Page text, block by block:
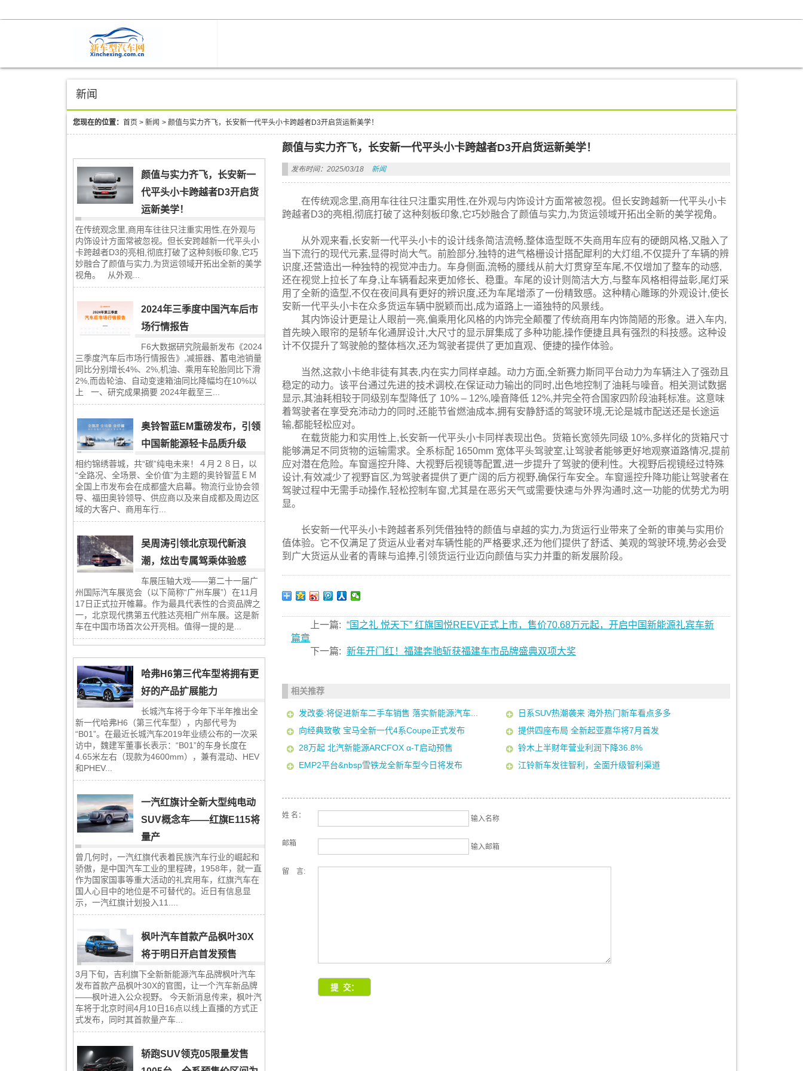
新闻
您现在的位置： 首页 > 新闻 > 颜值与实力齐飞，长安新一代平头小卡跨越者D3开启货运新美学！
颜值与实力齐飞，长安新一
代平头小卡跨越者D3开启货
运新美学！
在传统观念里,商用车往往只注重实用性,在外观与
内饰设计方面常被忽视。但长安跨越新一代平头小
卡跨越者D3的亮相,彻底打破了这种刻板印象,它巧
妙融合了颜值与实力,为货运领域开拓出全新的美学
视角。 从外观...
2024年三季度中国汽车后市
场行情报告
F6大数据研究院最新发布《2024
三季度汽车后市场行情报告》,减振器、蓄电池销量
同比分别增长4%、2%,机油、乘用车轮胎同比下滑
2%,而齿轮油、自动变速箱油同比降幅均在10%以
上 一、研究成果摘要 2024年截至三...
奥铃智蓝EM重磅发布，引领
中国新能源轻卡品质升级
相约锦绣蓉城，共“碳”纯电未来！４月２８日，以
“全路况、全场景、全价值”为主题的奥铃智蓝ＥＭ
全国上市发布会在成都盛大启幕。物流行业协会领
导、福田奥铃领导、供应商以及来自成都及周边区
域的大客户、商用车行...
吴周涛引领北京现代新浪
潮，炫出专属驾乘体验感
车展压轴大戏——第二十一届广
州国际汽车展览会（以下简称“广州车展”）在11月
17日正式拉开帷幕。作为最具代表性的合资品牌之
一，北京现代携第五代胜达亮相广州车展。这是新
车在中国市场首次公开亮相。值得一提的是...
哈弗H6第三代车型将拥有更
好的产品扩展能力
长城汽车将于今年下半年推出全
新一代哈弗H6（第三代车型），内部代号为
“B01”。在最近长城汽车2019年业绩公布的一次采
访中，魏建军董事长表示：“B01”的车身长度在
4.65米左右（现款为4600mm），兼有混动、HEV
和PHEV...
一汽红旗计全新大型纯电动
SUV概念车——红旗E115将
量产
曾几何时，一汽红旗代表着民族汽车行业的崛起和
骄傲，是中国汽车工业的里程碑，1958年，就一直
作为国家国事等重大活动的礼宾用车，红旗汽车在
国人心目中的地位是不可替代的。近日有信息显
示，一汽红旗计划投入11....
枫叶汽车首款产品枫叶30X
将于明日开启首发预售
3月下旬，吉利旗下全新新能源汽车品牌枫叶汽车
发布首款产品枫叶30X的官图，让一个汽车新品牌
——枫叶进入公众视野。 今天新消息传来，枫叶汽
车将于北京时间4月10日16点以线上直播的方式正
式发布，同时其首款量产车...
轿跑SUV领克05限量发售
颜值与实力齐飞，长安新一代平头小卡跨越者D3开启货运新美学！
发布时间：2025/03/18 新闻
在传统观念里,商用车往往只注重实用性,在外观与内饰设计方面常被忽视。但长安跨越新一代平头小卡
跨越者D3的亮相,彻底打破了这种刻板印象,它巧妙融合了颜值与实力,为货运领域开拓出全新的美学视角。
从外观来看,长安新一代平头小卡的设计线条简洁流畅,整体造型既不失商用车应有的硬朗风格,又融入了
当下流行的现代元素,显得时尚大气。前脸部分,独特的进气格栅设计搭配犀利的大灯组,不仅提升了车辆的辨
识度,还营造出一种独特的视觉冲击力。车身侧面,流畅的腰线从前大灯贯穿至车尾,不仅增加了整车的动感,
还在视觉上拉长了车身,让车辆看起来更加修长、稳重。车尾的设计则简洁大方,与整车风格相得益彰,尾灯采
用了全新的造型,不仅在夜间具有更好的辨识度,还为车尾增添了一份精致感。这种精心雕琢的外观设计,使长
安新一代平头小卡在众多货运车辆中脱颖而出,成为道路上一道独特的风景线。
其内饰设计更是让人眼前一亮,偏乘用化风格的内饰完全颠覆了传统商用车内饰简陋的形象。进入车内,
首先映入眼帘的是轿车化通屏设计,大尺寸的显示屏集成了多种功能,操作便捷且具有强烈的科技感。这种设
计不仅提升了驾驶舱的整体档次,还为驾驶者提供了更加直观、便捷的操作体验。
当然,这款小卡绝非徒有其表,内在实力同样卓越。动力方面,全新赛力斯同平台动力为车辆注入了强劲且
稳定的动力。该平台通过先进的技术调校,在保证动力输出的同时,出色地控制了油耗与噪音。相关测试数据
显示,其油耗相较于同级别车型降低了 10% – 12%,噪音降低 12%,并完全符合国家四阶段油耗标准。这意味
着驾驶者在享受充沛动力的同时,还能节省燃油成本,拥有安静舒适的驾驶环境,无论是城市配送还是长途运
输,都能轻松应对。
在载货能力和实用性上,长安新一代平头小卡同样表现出色。货箱长宽领先同级 10%,多样化的货箱尺寸
能够满足不同货物的运输需求。全系标配 1650mm 宽体平头驾驶室,让驾驶者能够更好地观察道路情况,提前
应对潜在危险。车窗遥控升降、大视野后视镜等配置,进一步提升了驾驶的便利性。大视野后视镜经过特殊
设计,有效减少了视野盲区,为驾驶者提供了更广阔的后方视野,确保行车安全。车窗遥控升降功能让驾驶者在
驾驶过程中无需手动操作,轻松控制车窗,尤其是在恶劣天气或需要快速与外界沟通时,这一功能的优势尤为明
显。
长安新一代平头小卡跨越者系列凭借独特的颜值与卓越的实力,为货运行业带来了全新的审美与实用价
值体验。它不仅满足了货运从业者对车辆性能的严格要求,还为他们提供了舒适、美观的驾驶环境,势必会受
到广大货运从业者的青睐与追捧,引领货运行业迈向颜值与实力并重的新发展阶段。
上一篇: “国之礼 悦天下” 红旗国悦REEV正式上市，售价70.68万元起，开启中国新能源礼宾车新
篇章
下一篇: 新年开门红！福建奔驰斩获福建车市品牌盛典双项大奖
相关推荐
发改委:将促进新车二手车销售 落实新能源汽车...
日系SUV热潮袭来 海外热门新车看点多多
向经典致敬 宝马全新一代4系Coupe正式发布
提供四座布局 全新起亚嘉华将7月首发
28万起 北汽新能源ARCFOX α-T启动预售
铃木上半财年营业利润下降36.8%
EMP2平台&nbsp雪铁龙全新车型今日将发布
江铃新车发往智利，全面升级智利渠道
姓 名： 输入名称
邮箱 输入邮箱
留 言: